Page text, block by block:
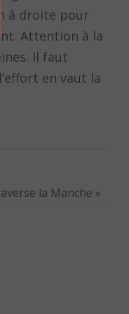
à droite pour
Attention à la
Il faut
en vaut la
la Manche »